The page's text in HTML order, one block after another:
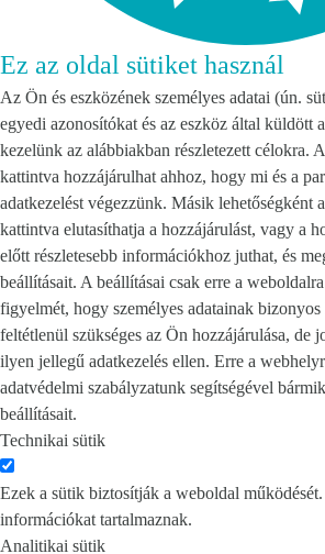
Ez az oldal sütiket használ
Az Ön és eszközének személyes adatai (ún.
egyedi azonosítókat és az eszköz által küldött
kezelünk az alábbiakban részletezett célokra.
kattintva hozzájárulhat ahhoz, hogy mi és a
adatkezelést végezzünk. Másik lehetőségként
kattintva elutasíthatja a hozzájárulást, vagy a
előtt részletesebb információkhoz juthat, és
beállításait. A beállításai csak erre a
figyelmét, hogy személyes adatainak bizonyos
feltétlenül szükséges az Ön hozzájárulása, de
ilyen jellegű adatkezelés ellen. Erre a
adatvédelmi szabályzatunk segítségével
beállításait.
Technikai sütik
Ezek a sütik biztosítják a weboldal
információkat tartalmaznak.
Analitikai sütik